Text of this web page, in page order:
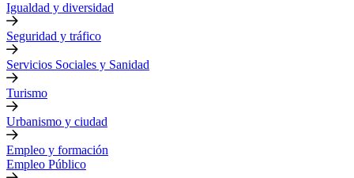
Igualdad y diversidad
Seguridad y tráfico
Servicios Sociales y Sanidad
Turismo
Urbanismo y ciudad
Empleo y formación
Empleo Público